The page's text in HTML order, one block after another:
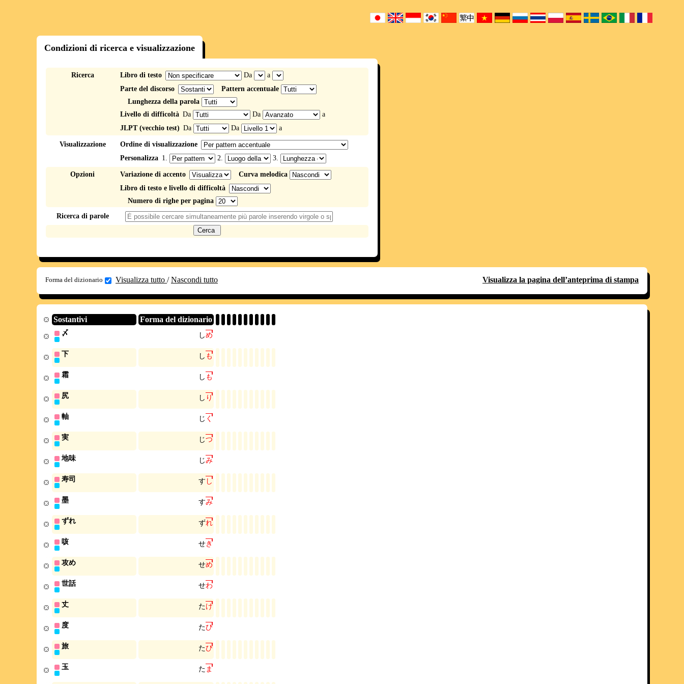
Condizioni di ricerca e visualizzazione
Ricerca Libro di testo Da
a
Parte del discorso
Pattern accentuale
Lunghezza della parola
Livello di difficoltà Da Da
a
JLPT (vecchio test) Da Da a
Visualizzazione
Ordine di visualizzazione
Personalizza 1. 2. 3.
Opzioni Variazione di accento
Curva melodica
Libro di testo e livello di difficoltà
Numero di righe per pagina
Ricerca di parole
Forma del dizionario Visualizza tutto /Nascondi tutto Visualizza la pagina dell’anteprima di stampa
Sostantivi Forma del dizionario
〆 しめ
下 し も
霜 し も
尻 し り
軸 じ く
実 じつ
地味 じみ
寿司 す し
墨 すみ
ずれ ずれ
咳 せき
攻め せめ
世話 せわ
丈 たけ
度 たび
旅 たび
玉 た ま